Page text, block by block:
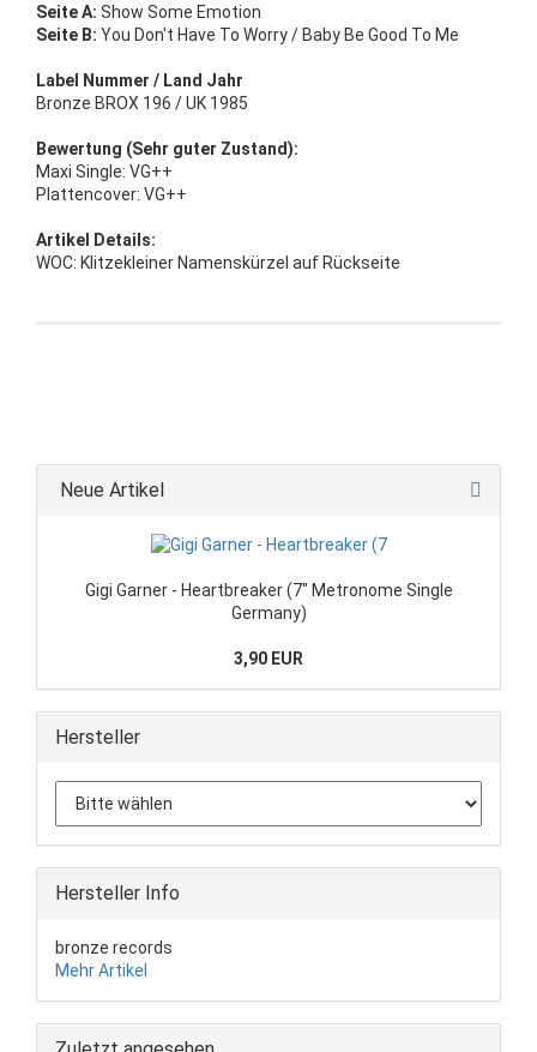
Seite A: Show Some Emotion
Seite B: You Don't Have To Worry / Baby Be Good To Me
Label Nummer / Land Jahr
Bronze BROX 196 / UK 1985
Bewertung (Sehr guter Zustand):
Maxi Single: VG++
Plattencover: VG++
Artikel Details:
WOC: Klitzekleiner Namenskürzel auf Rückseite
Neue Artikel
Gigi Garner - Heartbreaker (7" Metronome Single
Germany)
3,90 EUR
Hersteller
Hersteller Info
bronze records
Mehr Artikel